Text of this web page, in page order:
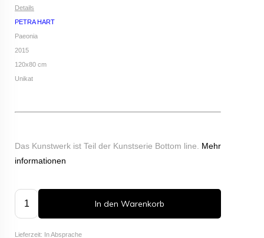
Details
PETRA HART
Paeonia
2015
120x80 cm
Unikat
Das Kunstwerk ist Teil der Kunstserie Bottom line. Mehr
informationen
In den Warenkorb
Lieferzeit: In Absprache